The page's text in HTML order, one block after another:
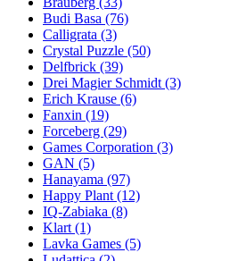
Budi Basa (76)
Calligrata (3)
Crystal Puzzle (50)
Delfbrick (39)
Drei Magier Schmidt (3)
Erich Krause (6)
Fanxin (19)
Forceberg (29)
Games Corporation (3)
GAN (5)
Hanayama (97)
Happy Plant (12)
IQ-Zabiaka (8)
Klart (1)
Lavka Games (5)